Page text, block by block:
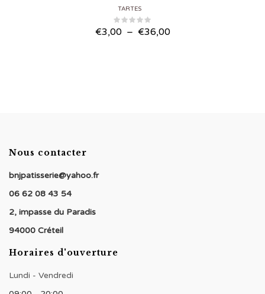
TARTES
€3,00 – €36,00Plage
Nous contacter
bnjpatisserie@yahoo.fr
06 62 08 43 54
2, impasse du Paradis
94000 Créteil
Horaires d'ouverture
Lundi - Vendredi